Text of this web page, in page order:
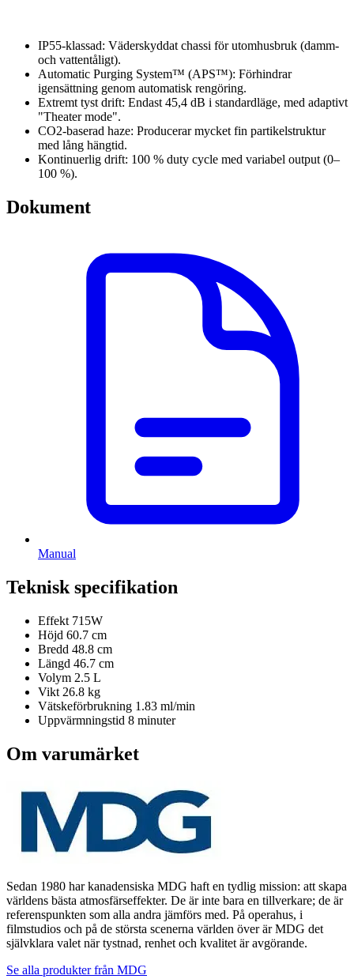
IP55-klassad: Väderskyddat chassi för utomhusbruk (damm-
och vattentåligt).
Automatic Purging System™ (APS™): Förhindrar
igensättning genom automatisk rengöring.
Extremt tyst drift: Endast 45,4 dB i standardläge, med adaptivt
"Theater mode".
CO2-baserad haze: Producerar mycket fin partikelstruktur
med lång hängtid.
Kontinuerlig drift: 100 % duty cycle med variabel output (0–
100 %).
Dokument
Manual
Teknisk specifikation
Effekt 715W
Höjd 60.7 cm
Bredd 48.8 cm
Längd 46.7 cm
Volym 2.5 L
Vikt 26.8 kg
Vätskeförbrukning 1.83 ml/min
Uppvärmningstid 8 minuter
Om varumärket
Sedan 1980 har kanadensiska MDG haft en tydlig mission: att skapa
världens bästa atmosfärseffekter. De är inte bara en tillverkare; de är
referenspunkten som alla andra jämförs med. På operahus, i
filmstudios och på de största scenerna världen över är MDG det
självklara valet när tystnad, renhet och kvalitet är avgörande.
Se alla produkter från MDG